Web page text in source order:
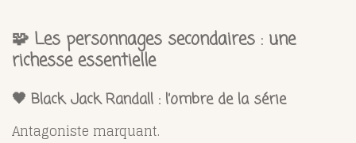
🧩 Les personnages secondaires : une
richesse essentielle
🖤 Black Jack Randall : l’ombre de la série
Antagoniste marquant.